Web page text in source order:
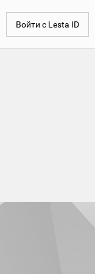
Войти с Lesta ID